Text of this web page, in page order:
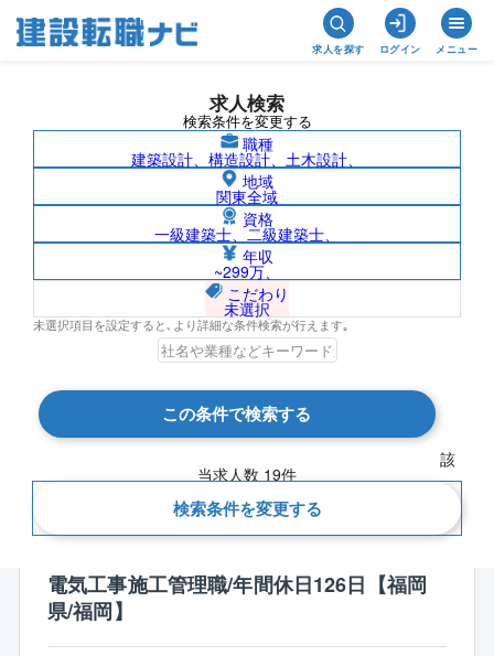
求人を探す ログイン メニュー
求人検索
検索条件を変更する
職種
建築設計、構造設計、土木設計、
地域
関東全域
資格
一級建築士、二級建築士、
年収
~299万、
こだわり
未選択
未選択項目を設定すると､より詳細な条件検索が行えます｡
この条件で検索する
該
当求人数 19件
検索条件を変更する
株式会社アイネックの求人検索結果一覧
検索結果 19 件
現在の検索条件
電気工事施工管理職/年間休日126日【福岡
県/福岡】